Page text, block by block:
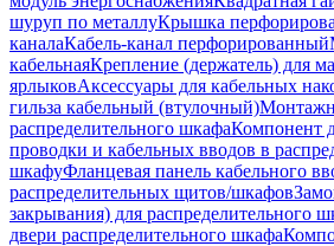
шуруп по металлуКрышка
каналаКабель-канал перфорированный
кабельнаяКрепление (держатель) для
ярлыковАксессуары для кабельных
гильза кабельный (втулочный)
распределительного шкафаКомпонент
проводки и кабельных вводов в
шкафуФланцевая панель кабельного
распределительных щитов/шкафов
закрывания) для распределительного
двери распределительного шкафа